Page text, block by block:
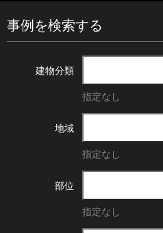
事例を検索する
建物分類
指定なし
地域
指定なし
部位
指定なし